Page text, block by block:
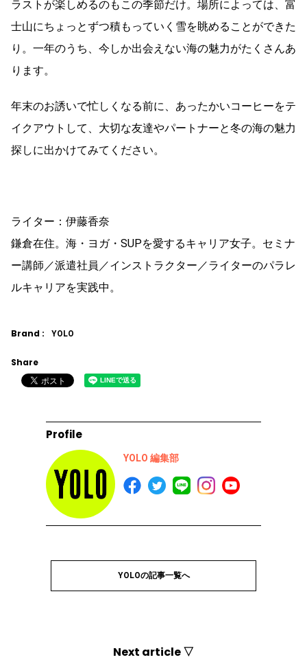
ラストが楽しめるのもこの季節だけ。場所によっては、富
士山にちょっとずつ積もっていく雪を眺めることができた
り。一年のうち、今しか出会えない海の魅力がたくさんあ
ります。
年末のお誘いで忙しくなる前に、あったかいコーヒーをテ
イクアウトして、大切な友達やパートナーと冬の海の魅力
探しに出かけてみてください。
ライター：伊藤香奈
鎌倉在住。海・ヨガ・SUPを愛するキャリア女子。セミナ
ー講師／派遣社員／インストラクター／ライターのパラレ
ルキャリアを実践中。
Brand : YOLO
Share
Profile
YOLO 編集部
YOLOの記事一覧へ
Next article ▽